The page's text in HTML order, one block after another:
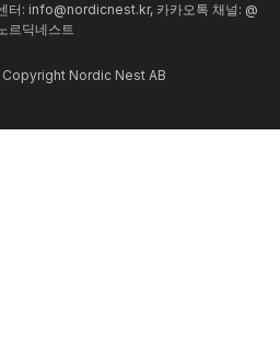
: info@nordicnest.kr, 카카오톡 채널: @
르딕네스트
Nordic Nest AB